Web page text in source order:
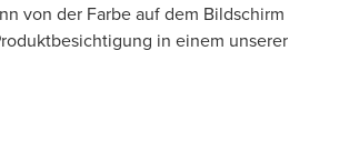
von der Farbe auf dem Bildschirm
in einem unserer